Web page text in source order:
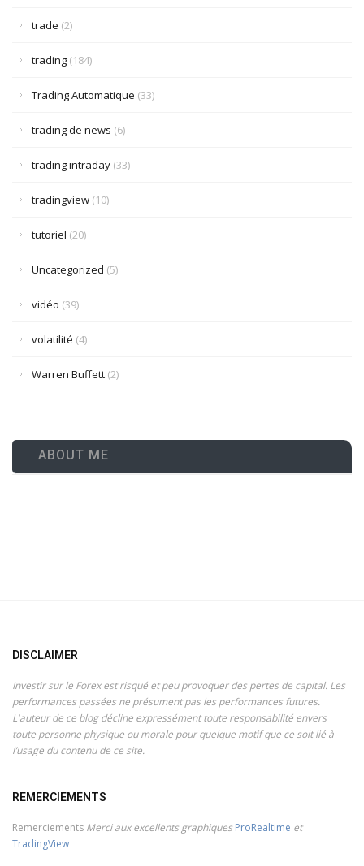
trade (2)
trading (184)
Trading Automatique (33)
trading de news (6)
trading intraday (33)
tradingview (10)
tutoriel (20)
Uncategorized (5)
vidéo (39)
volatilité (4)
Warren Buffett (2)
ABOUT ME
DISCLAIMER
Investir sur le Forex est risqué et peu provoquer des pertes de capital. Les
performances passées ne présument pas les performances futures.
L'auteur de ce blog décline expressément toute responsabilité envers
toute personne physique ou morale pour quelque motif que ce soit lié à
l’usage du contenu de ce site.
REMERCIEMENTS
Remerciements Merci aux excellents graphiques ProRealtime et
TradingView